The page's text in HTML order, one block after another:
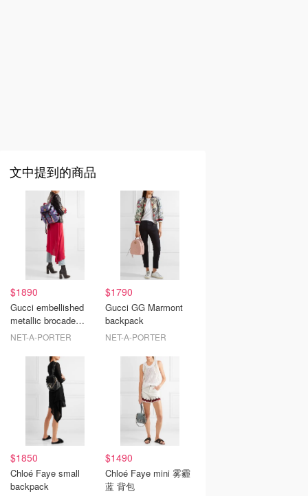
文中提到的商品
$1890
Gucci embellished
metallic brocade
backpack
NET-A-PORTER
$1790
Gucci GG Marmont
backpack
NET-A-PORTER
$1850
Chloé Faye small
backpack
$1490
Chloé Faye mini 雾霾
蓝 背包